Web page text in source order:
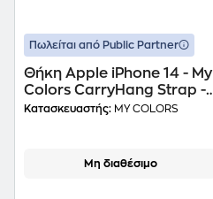
Πωλείται από Public Partner
Θήκη Apple iPhone 14 - My
Colors CarryHang Strap -
Μπεζ
Κατασκευαστής: MY COLORS
Μη διαθέσιμο